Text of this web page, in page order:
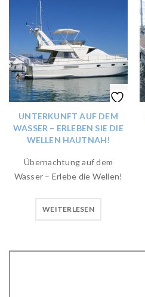
UNTERKUNFT AUF DEM
WASSER – ERLEBEN SIE DIE
WELLEN HAUTNAH!
Übernachtung auf dem
Wasser – Erlebe die Wellen!
WEITERLESEN